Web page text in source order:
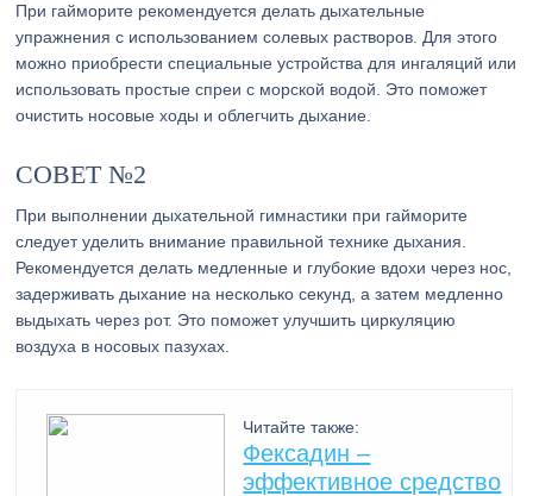
При гайморите рекомендуется делать дыхательные
упражнения с использованием солевых растворов. Для этого
можно приобрести специальные устройства для ингаляций или
использовать простые спреи с морской водой. Это поможет
очистить носовые ходы и облегчить дыхание.
СОВЕТ №2
При выполнении дыхательной гимнастики при гайморите
следует уделить внимание правильной технике дыхания.
Рекомендуется делать медленные и глубокие вдохи через нос,
задерживать дыхание на несколько секунд, а затем медленно
выдыхать через рот. Это поможет улучшить циркуляцию
воздуха в носовых пазухах.
Читайте также:
Фексадин –
эффективное средство